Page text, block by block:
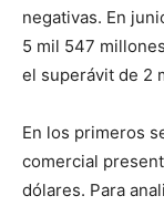
negativas. En
5 mil 547
el superávit de 2
En los primeros
comercial
dólares. Para